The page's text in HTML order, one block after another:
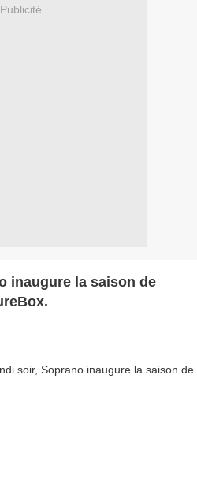
Publicité
inaugure la saison de